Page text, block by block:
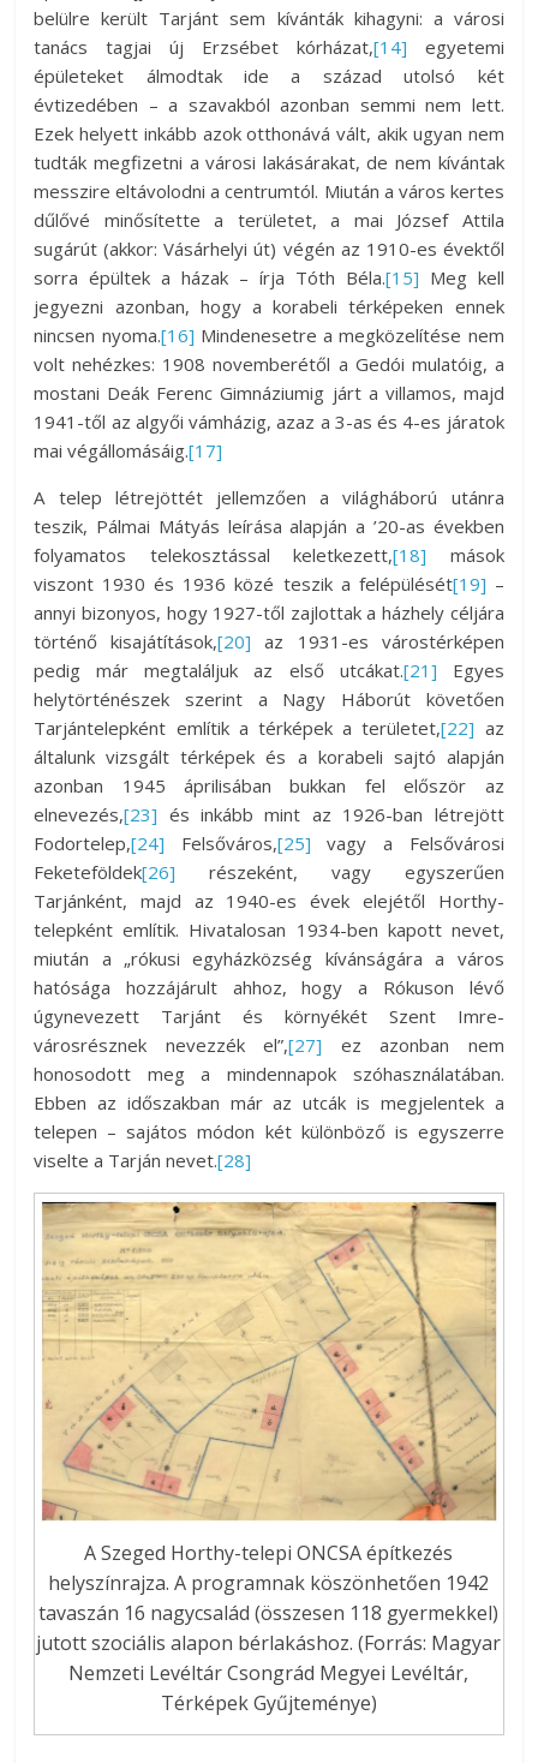
belülre került Tarjánt sem kívánták kihagyni: a városi
tanács tagjai új Erzsébet kórházat,[14] egyetemi
épületeket álmodtak ide a század utolsó két
évtizedében – a szavakból azonban semmi nem lett.
Ezek helyett inkább azok otthonává vált, akik ugyan nem
tudták megfizetni a városi lakásárakat, de nem kívántak
messzire eltávolodni a centrumtól. Miután a város kertes
dűlővé minősítette a területet, a mai József Attila
sugárút (akkor: Vásárhelyi út) végén az 1910-es évektől
sorra épültek a házak – írja Tóth Béla.[15] Meg kell
jegyezni azonban, hogy a korabeli térképeken ennek
nincsen nyoma.[16] Mindenesetre a megközelítése nem
volt nehézkes: 1908 novemberétől a Gedói mulatóig, a
mostani Deák Ferenc Gimnáziumig járt a villamos, majd
1941-től az algyői vámházig, azaz a 3-as és 4-es járatok
mai végállomásáig.[17]
A telep létrejöttét jellemzően a világháború utánra
teszik, Pálmai Mátyás leírása alapján a ’20-as években
folyamatos telekosztással keletkezett,[18] mások
viszont 1930 és 1936 közé teszik a felépülését[19] –
annyi bizonyos, hogy 1927-től zajlottak a házhely céljára
történő kisajátítások,[20] az 1931-es várostérképen
pedig már megtaláljuk az első utcákat.[21] Egyes
helytörténészek szerint a Nagy Háborút követően
Tarjántelepként említik a térképek a területet,[22] az
általunk vizsgált térképek és a korabeli sajtó alapján
azonban 1945 áprilisában bukkan fel először az
elnevezés,[23] és inkább mint az 1926-ban létrejött
Fodortelep,[24] Felsőváros,[25] vagy a Felsővárosi
Feketeföldek[26] részeként, vagy egyszerűen
Tarjánként, majd az 1940-es évek elejétől Horthy-
telepként említik. Hivatalosan 1934-ben kapott nevet,
miután a „rókusi egyházközség kívánságára a város
hatósága hozzájárult ahhoz, hogy a Rókuson lévő
úgynevezett Tarjánt és környékét Szent Imre-
városrésznek nevezzék el”,[27] ez azonban nem
honosodott meg a mindennapok szóhasználatában.
Ebben az időszakban már az utcák is megjelentek a
telepen – sajátos módon két különböző is egyszerre
viselte a Tarján nevet.[28]
A Szeged Horthy-telepi ONCSA építkezés
helyszínrajza. A programnak köszönhetően 1942
tavaszán 16 nagycsalád (összesen 118 gyermekkel)
jutott szociális alapon bérlakáshoz. (Forrás: Magyar
Nemzeti Levéltár Csongrád Megyei Levéltár,
Térképek Gyűjteménye)